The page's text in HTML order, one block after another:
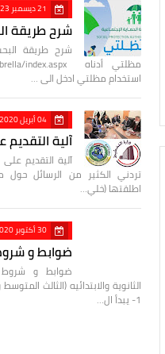
21 ديسمبر 2023
شرح طريقة
شرح طريقة
استخدام مظلتي ادخل الى …
04 أبريل 2020
آلية
آلية التقديم
تردني الكثير من الرسائل حول
اطلقتها (خلي…
30 أكتوبر 2020
ضوابط و
ضوابط و شروط
الثانوية والابتدائيه (الثالث
1- يبدأ ال…